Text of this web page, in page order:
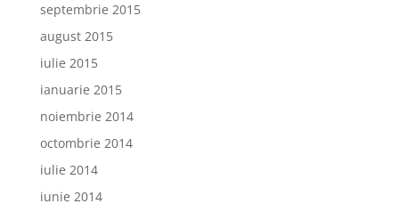
septembrie 2015
august 2015
iulie 2015
ianuarie 2015
noiembrie 2014
octombrie 2014
iulie 2014
iunie 2014